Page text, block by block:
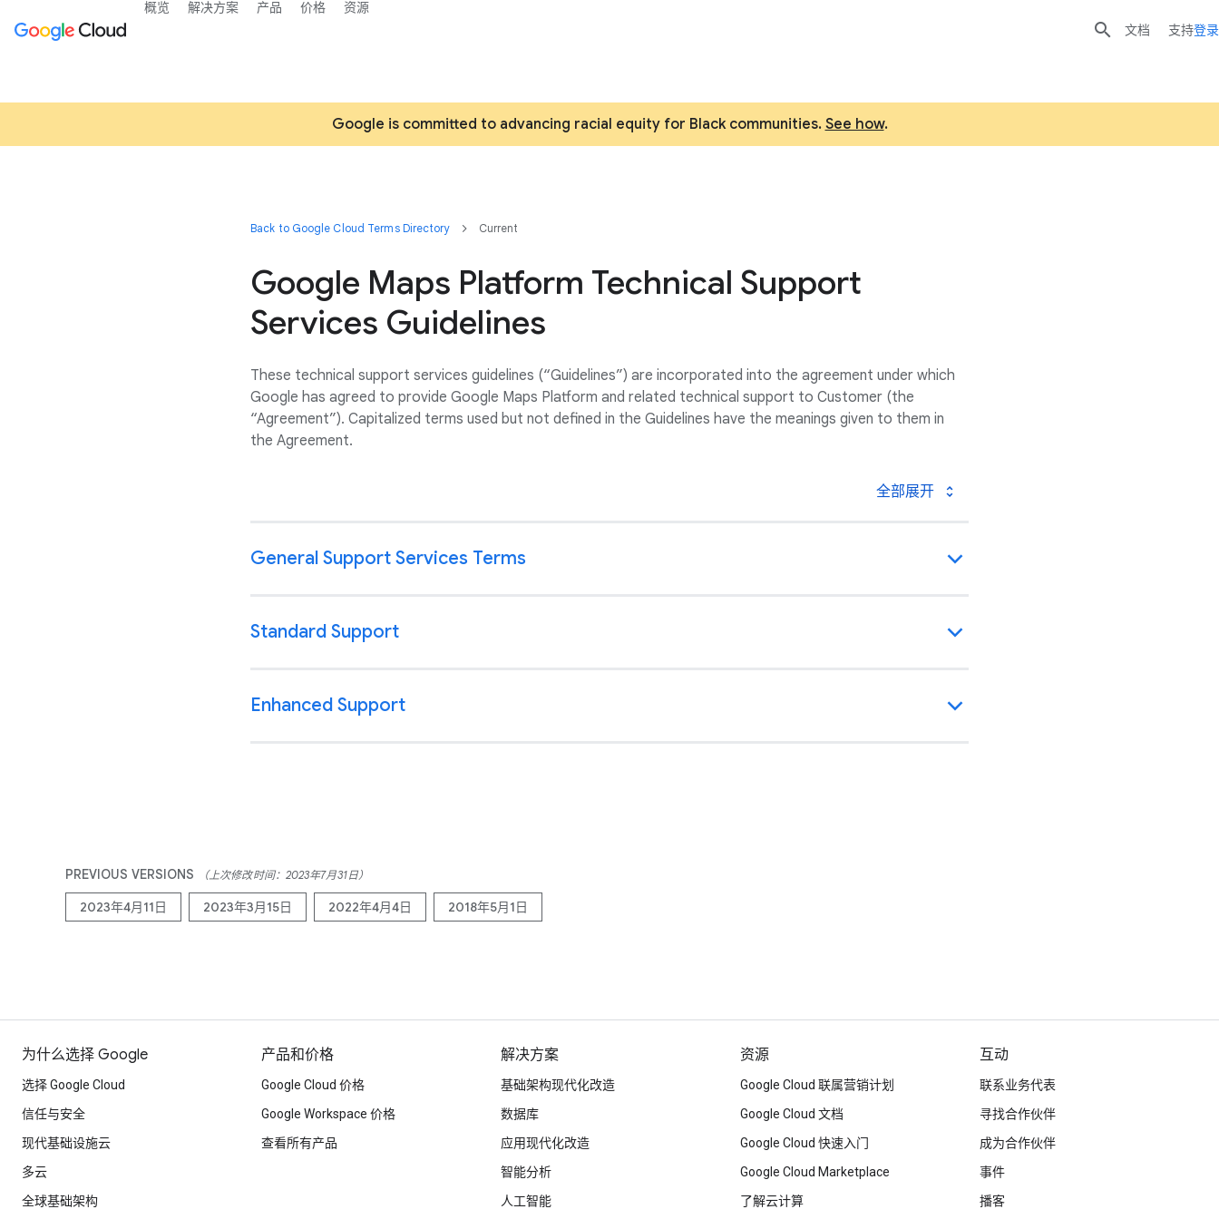
Google is committed to advancing racial equity for Black communities. See how.
Back to Google Cloud Terms Directory Current
Google Maps Platform Technical Support
Services Guidelines
These technical support services guidelines (“Guidelines”) are incorporated into the agreement under which
Google has agreed to provide Google Maps Platform and related technical support to Customer (the
“Agreement”). Capitalized terms used but not defined in the Guidelines have the meanings given to them in
the Agreement.
全部展开
General Support Services Terms
Standard Support
Enhanced Support
PREVIOUS VERSIONS （上次修改时间：2023年7月31日）
2023年4月11日 2023年3月15日 2022年4月4日 2018年5月1日
概览 解决方案 产品 价格 资源
 文档 支持登录
为什么选择 Google
选择 Google Cloud
信任与安全
现代基础设施云
多云
全球基础架构
产品和价格
Google Cloud 价格
Google Workspace 价格
查看所有产品
解决方案
基础架构现代化改造
数据库
应用现代化改造
智能分析
人工智能
资源
Google Cloud 联属营销计划
Google Cloud 文档
Google Cloud 快速入门
Google Cloud Marketplace
了解云计算
互动
联系业务代表
寻找合作伙伴
成为合作伙伴
事件
播客